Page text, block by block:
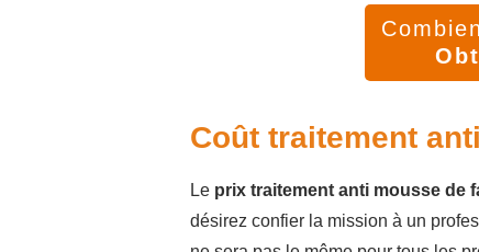
Coût traitement
Le prix traitement anti mousse de
désirez confier la mission à un